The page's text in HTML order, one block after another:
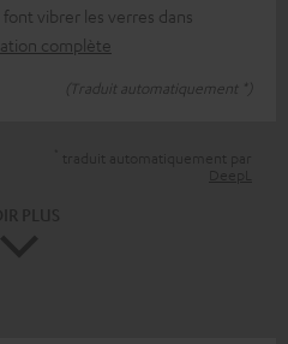
vibrer les verres dans
complète
(Traduit automatiquement *)